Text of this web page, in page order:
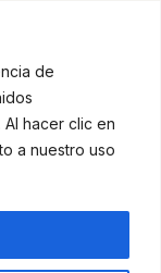
de
hacer clic en
a nuestro uso